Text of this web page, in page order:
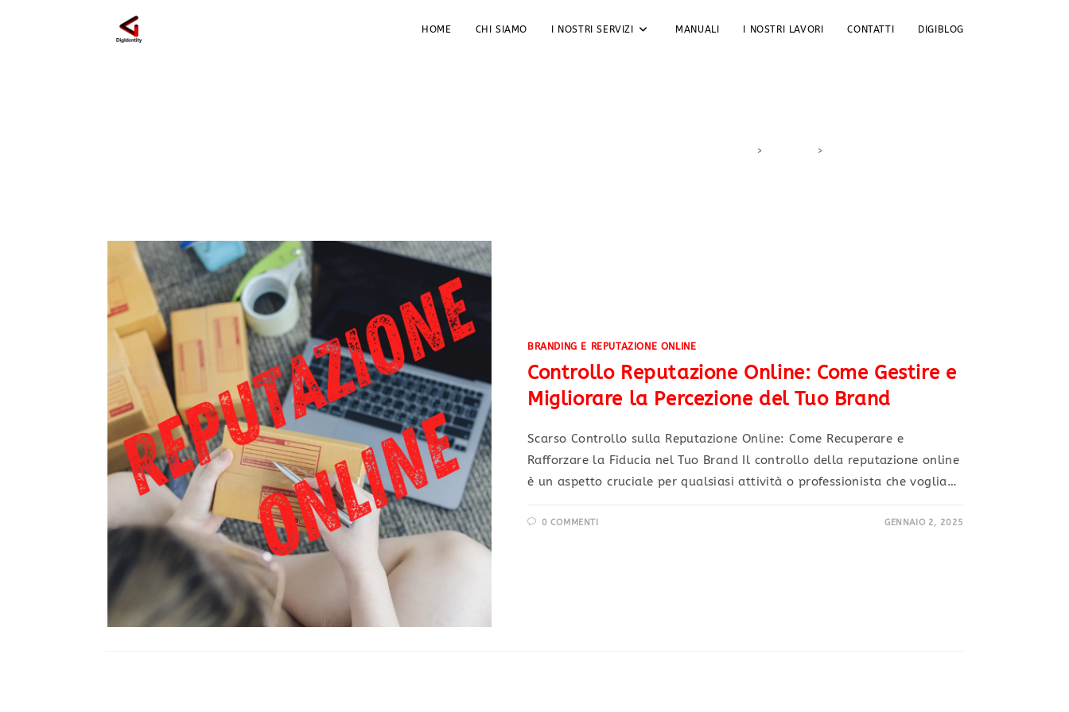
HOME CHI SIAMO I NOSTRI SERVIZI MANUALI I NOSTRI LAVORI CONTATTI DIGIBLOG
> >
BRANDING E REPUTAZIONE ONLINE
Controllo Reputazione Online: Come Gestire e
Migliorare la Percezione del Tuo Brand
Scarso Controllo sulla Reputazione Online: Come Recuperare e
Rafforzare la Fiducia nel Tuo Brand Il controllo della reputazione online
è un aspetto cruciale per qualsiasi attività o professionista che voglia…
0 COMMENTI GENNAIO 2, 2025